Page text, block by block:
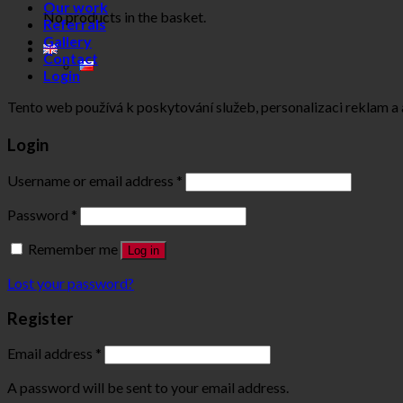
No products in the basket.
Our work
Referrals
Gallery
Contact
Login
Tento web používá k poskytování služeb, personalizaci reklam
Login
Username or email address *
Password *
Remember me
Log in
Lost your password?
Register
Email address *
A password will be sent to your email address.